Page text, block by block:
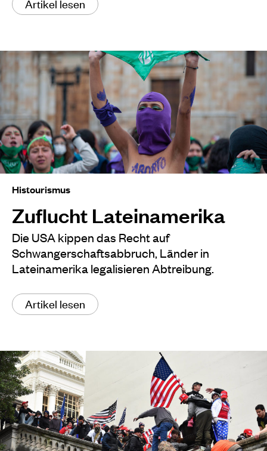
Artikel lesen
Histourismus
Zuflucht Lateinamerika
Die USA kippen das Recht auf
Schwangerschaftsabbruch, Länder in
Lateinamerika legalisieren Abtreibung.
Artikel lesen